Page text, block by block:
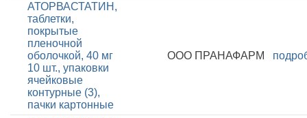
АТОРВАСТАТИН,
таблетки,
покрытые
пленочной
оболочкой, 40 мг
10 шт., упаковки
ячейковые
контурные (3),
пачки картонные
ООО ПРАНАФАРМ